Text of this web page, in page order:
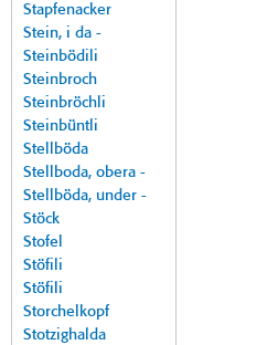
Stapfenacker
Stein, i da -
Steinbödili
Steinbroch
Steinbröchli
Steinbüntli
Stellböda
Stellboda, obera -
Stellböda, under -
Stöck
Stofel
Stöfili
Stöfili
Storchelkopf
Stotzighalda